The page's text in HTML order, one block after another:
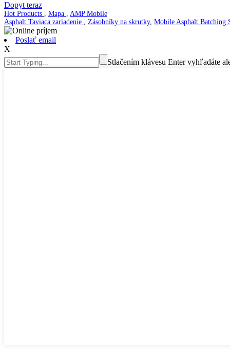
Dopyt teraz
Hot Products , Mapa , AMP Mobile
Asphalt Taviaca zariadenie , Zásobníky na skrutky, Mobile Asphalt Batching
Poslať email
X
Stlačením klávesu Enter vyhľadáte